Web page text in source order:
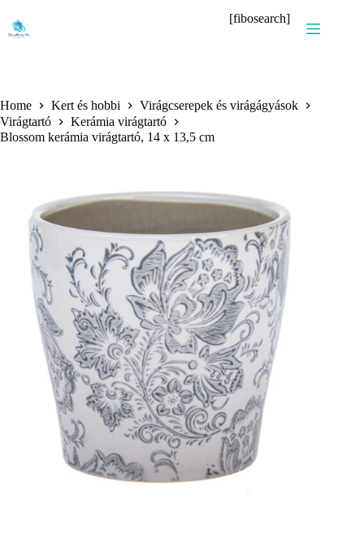
content
[fibosearch]
Home Kert és hobbi
Virágcserepek és virágágyások
Virágtartó
Kerámia virágtartó
Blossom kerámia virágtartó, 14 x 13,5 cm